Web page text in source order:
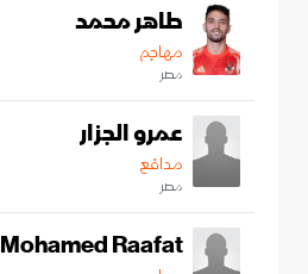
طاهر محمد
مهاجم
مصر
عمرو الجزار
مدافع
مصر
Mohamed Raafat